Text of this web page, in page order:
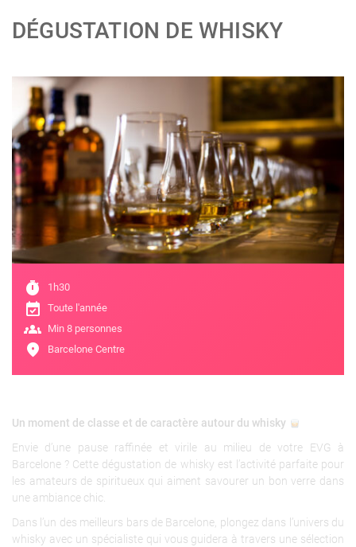
DÉGUSTATION DE WHISKY
timer 1h30
event_available Toute l'année
groups Min 8 personnes
location_on Barcelone Centre
Un moment de classe et de caractère autour du whisky
Envie d’une pause raffinée et virile au milieu de votre EVG à
Barcelone ? Cette dégustation de whisky est l’activité parfaite pour
les amateurs de spiritueux qui aiment savourer un bon verre dans
une ambiance chic.
Dans l’un des meilleurs bars de Barcelone, plongez dans l’univers du
whisky avec un spécialiste qui vous guidera à travers une sélection